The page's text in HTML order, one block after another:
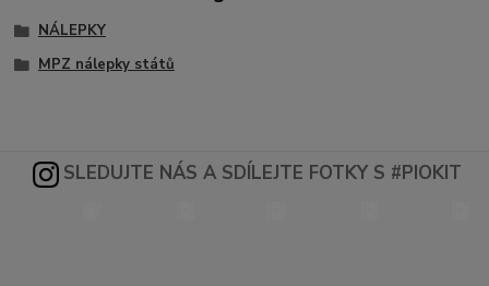
NÁLEPKY
MPZ nálepky států
SLEDUJTE NÁS A SDÍLEJTE FOTKY S #PIOKIT